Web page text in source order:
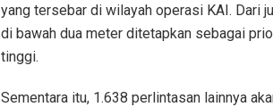
yang tersebar di wilayah operasi KAI. Dari
di bawah dua meter ditetapkan sebagai
tinggi.
Sementara itu, 1.638 perlintasan lainnya